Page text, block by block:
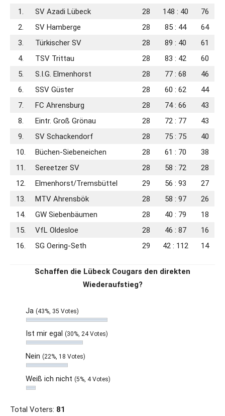
1. SV Azadi Lübeck 28 148 : 40
76
2.
SV Hamberge 28 85 : 44
64
3.
Türkischer SV 28 89 : 40
61
4.
TSV Trittau 28 83 : 42
60
5.
S.I.G. Elmenhorst 28 77 : 68
46
6.
SSV Güster 28 60 : 62
44
7.
FC Ahrensburg 28 74 : 66
43
8.
Eintr. Groß Grönau 28 72 : 77
43
9.
SV Schackendorf 28 75 : 75
40
10.
Büchen-Siebeneichen 28 61 : 70
38
11.
Sereetzer SV 28 58 : 72
28
12.
Elmenhorst/Tremsbüttel 29 56 : 93
27
13.
MTV Ahrensbök 28 58 : 97
26
14.
GW Siebenbäumen 28 40 : 79
18
15.
VfL Oldesloe 28 46 : 87
16
16.
SG Oering-Seth 29 42 : 112 14
Schaffen die Lübeck Cougars den direkten
Wiederaufstieg?
Ja (43%, 35 Votes)
Ist mir egal (30%, 24 Votes)
Nein (22%, 18 Votes)
Weiß ich nicht (5%, 4 Votes)
Total Voters: 81